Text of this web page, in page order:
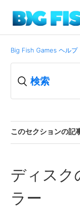
Big Fish Games ヘルプ
このセクションの記
エラー 809
Big Fish ゲームア
ディスク
ラー